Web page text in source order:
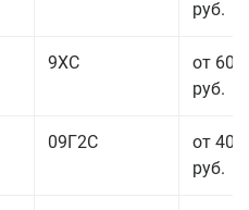
руб.
9ХС
от 60
руб.
09Г2С
от 40
руб.